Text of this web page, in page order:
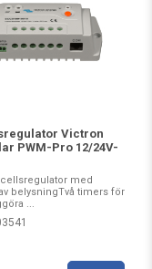
Victron
PWM-Pro 12/24V-
med
belysningTvå timers för
...